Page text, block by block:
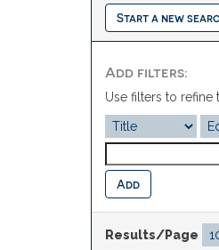
Start a new
Add filters:
Use filters to refine
Results/Page